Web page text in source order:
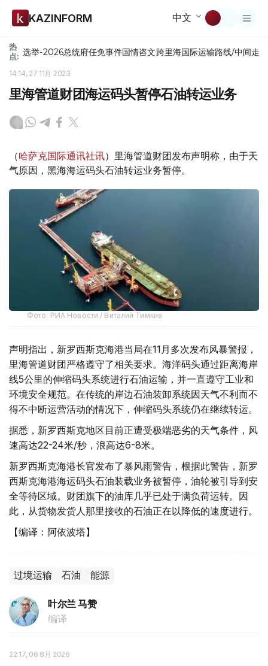
KAZINFORM 中文
热
点: 选举-2026总统府任免事件国情咨文跨里海国际运输路线/中间走廊
14:14, 27 11月 2023
里海管道财团海运码头暂停石油转运业务
（哈萨克国际通讯社讯）里海管道财团发布声明称，由于天
气原因，黑海海运码头石油转运业务暂停。
Фото: РИА Новости / Виталий Тимкив
声明指出，新罗西斯克海港当局在11月多次发布风暴警报，
里海管道财团严格遵守了相关要求。海洋码头通过距离海岸
线5公里的伸缩码头系统进行石油运输，并一直遵守工业和
环境安全规范。在传统的岸边石油装卸系统因天气不利而不
得不中断运营活动的情况下，伸缩码头系统仍在继续转运。
据悉，新罗西斯克地区目前正遭受极端恶劣的天气条件，风
速高达22-24米/秒，浪高达6-8米。
新罗西斯克海港长官发布了暴风雨警告，根据此警告，新罗
西斯克海港海运码头石油装载业务被暂停，油轮被引导到安
全等待区域。财团旗下的油库几乎已处于满负荷运转。因
此，从货物发货人那里接收的石油正在以降低的速度进行。
【编译：阿依波塔】
过境运输 石油 能源
叶尔兰 马赞
编译
22:17, 06 8月 2026